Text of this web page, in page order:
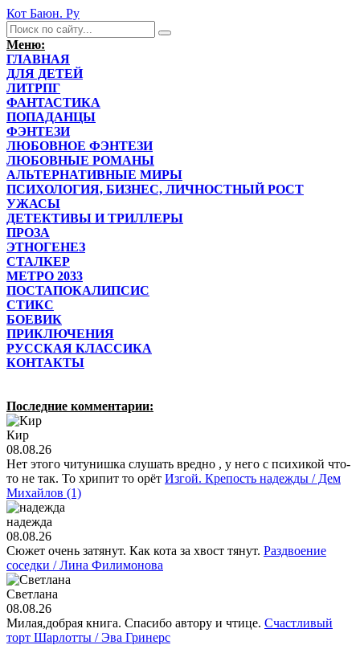
Кот Баюн. Ру
Меню:
ГЛАВНАЯ
ДЛЯ ДЕТЕЙ
ЛИТРПГ
ФАНТАСТИКА
ПОПАДАНЦЫ
ФЭНТЕЗИ
ЛЮБОВНОЕ ФЭНТЕЗИ
ЛЮБОВНЫЕ РОМАНЫ
АЛЬТЕРНАТИВНЫЕ МИРЫ
ПСИХОЛОГИЯ, БИЗНЕС, ЛИЧНОСТНЫЙ РОСТ
УЖАСЫ
ДЕТЕКТИВЫ И ТРИЛЛЕРЫ
ПРОЗА
ЭТНОГЕНЕЗ
СТАЛКЕР
МЕТРО 2033
ПОСТАПОКАЛИПСИС
СТИКС
БОЕВИК
ПРИКЛЮЧЕНИЯ
РУССКАЯ КЛАССИКА
КОНТАКТЫ
Последние комментарии:
Кир
08.08.26
Нет этого читунишка слушать вредно , у него с психикой что-
то не так. То хрипит то орёт Изгой. Крепость надежды / Дем
Михайлов (1)
надежда
08.08.26
Сюжет очень затянут. Как кота за хвост тянут. Раздвоение
соседки / Лина Филимонова
Светлана
08.08.26
Милая,добрая книга. Спасибо автору и чтице. Счастливый
торт Шарлотты / Эва Гринерс